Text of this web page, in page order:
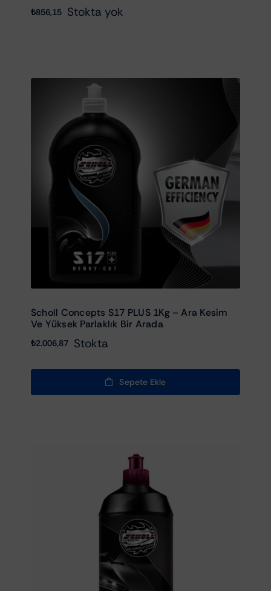
₺856,15 Stokta yok
Scholl Concepts S17 PLUS 1Kg – Ara Kesim
Ve Yüksek Parlaklık Bir Arada
₺2.006,87 Stokta
Sepete Ekle